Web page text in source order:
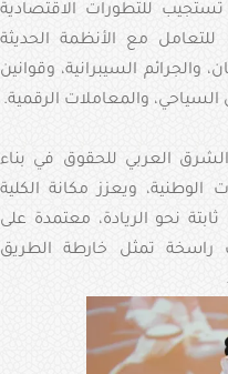
للتطورات الاقتصادية
للتعامل مع الأنظمة الحديثة
والجرائم السيبرانية، وقوانين
السياحي، والمعاملات الرقمية.
العربي للحقوق في بناء
ويعزز مكانة الكلية
نحو الريادة، معتمدة على
راسخة تمثل خارطة الطريق